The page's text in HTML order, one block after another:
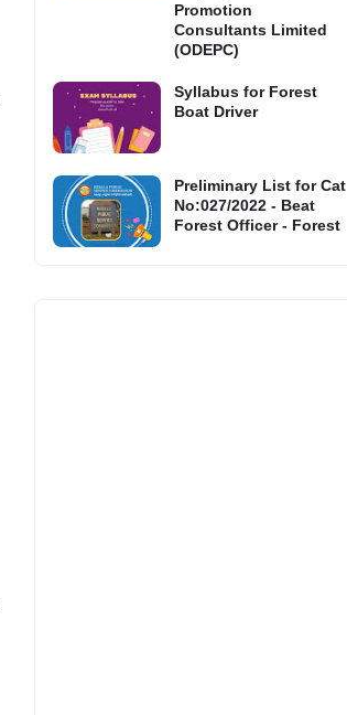
Promotion
Consultants Limited
(ODEPC)
Syllabus for Forest
Boat Driver
Preliminary List for Cat
No:027/2022 - Beat
Forest Officer - Forest